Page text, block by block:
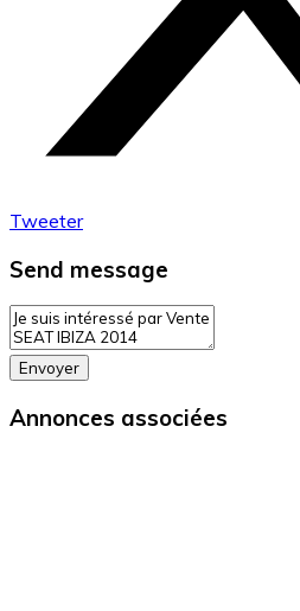
Tweeter
Send message
Envoyer
Annonces associées